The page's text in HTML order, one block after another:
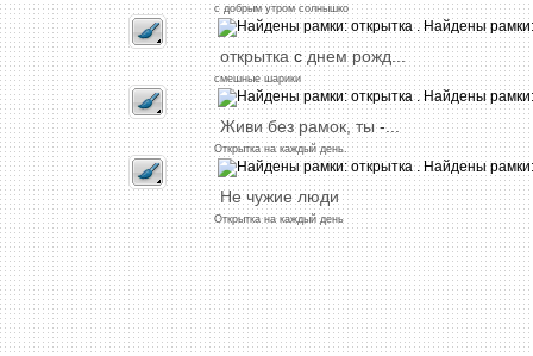
с добрым утром солнышко
открыткасднем рожд...
смешные шарики
Живи без рамок, ты-...
Открытка на каждый день.
Не чужие люди
Открытка на каждый день